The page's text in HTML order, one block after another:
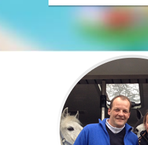
Gehost door B&S Media